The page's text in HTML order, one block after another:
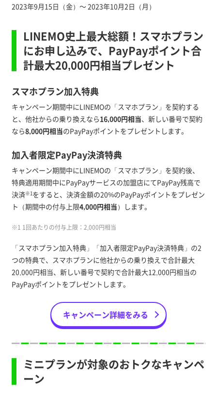
2023年9月15日（金）～ 2023年10月2日（月）
LINEMO史上最大総額！スマホプラン
にお申し込みで、PayPayポイント合
計最大20,000円相当プレゼント
スマホプラン加入特典
キャンペーン期間中にLINEMOの「スマホプラン」を契約する
と、他社からの乗り換えなら16,000円相当、新しい番号で契約
なら8,000円相当のPayPayポイントをプレゼントします。
加入者限定PayPay決済特典
キャンペーン期間中にLINEMOの「スマホプラン」を契約後、
特典適用期間中にPayPayサービスの加盟店にてPayPay残高で
決済※1をすると、決済金額の20%のPayPayポイントをプレゼン
ト（期間中の付与上限4,000円相当）します。
※1 1回あたりの付与上限：2,000円相当
「スマホプラン加入特典」「加入者限定PayPay決済特典」の2
つの特典で、スマホプランに他社からの乗り換えで合計最大
20,000円相当、新しい番号で契約で合計最大12,000円相当の
PayPayポイントをプレゼントします。
キャンペーン詳細をみる
ミニプランが対象のおトクなキャンペ
ーン